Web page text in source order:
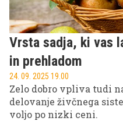
Vrsta sadja, ki vas
in prehladom
24. 09. 2025 19.00
Zelo dobro vpliva tudi
delovanje živčnega
voljo po nizki ceni.